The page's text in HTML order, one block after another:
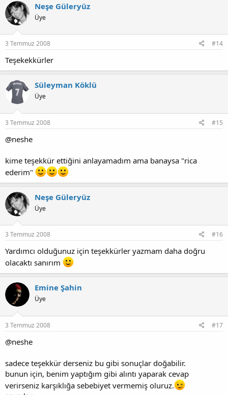
Neşe Güleryüz
Üye
3 Temmuz 2008 #14
Teşekekkürler
Süleyman Köklü
Üye
3 Temmuz 2008 #15
@neshe
kime teşekkür ettiğini anlayamadım ama banaysa "rica
ederim"
Neşe Güleryüz
Üye
3 Temmuz 2008 #16
Yardımcı olduğunuz için teşekkürler yazmam daha doğru
olacaktı sanırım
Emine Şahin
Üye
3 Temmuz 2008 #17
@neshe
sadece teşekkür derseniz bu gibi sonuçlar doğabilir.
bunun için, benim yaptığım gibi alıntı yaparak cevap
verirseniz karşıklığa sebebiyet vermemiş oluruz.